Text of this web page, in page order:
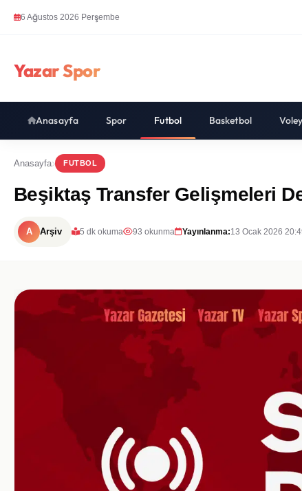
6 Ağustos 2026 Perşembe
Yazar Spor
Anasayfa Spor Futbol Basketbol
Anasayfa FUTBOL
Beşiktaş Transfer Gelişmeleri
A Arşiv 5 dk okuma 93 okunma Yayınlanma:13 Ocak 2026